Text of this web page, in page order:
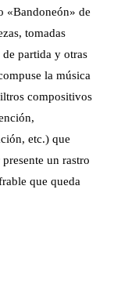
«Bandoneón» de
tomadas
partida y otras
la música
compositivos
etc.) que
un rastro
que queda